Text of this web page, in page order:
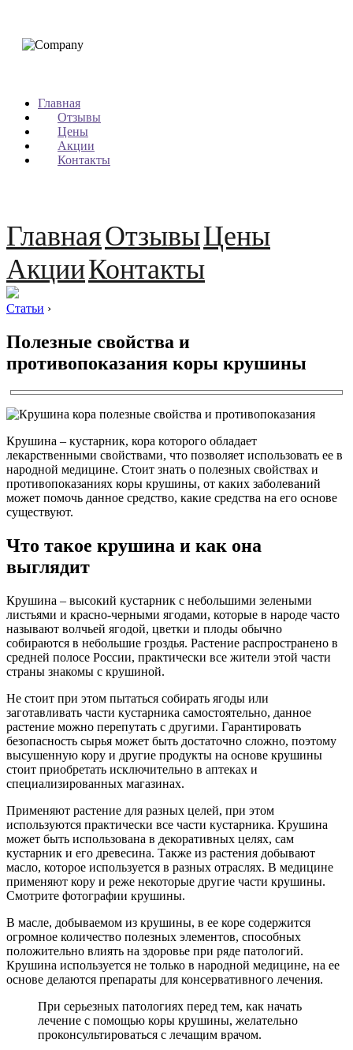
Главная
Отзывы
Цены
Акции
Контакты
ГлавнаяОтзывыЦены
АкцииКонтакты
Статьи ›
Полезные свойства и
противопоказания коры крушины
Крушина – кустарник, кора которого обладает
лекарственными свойствами, что позволяет использовать ее в
народной медицине. Стоит знать о полезных свойствах и
противопоказаниях коры крушины, от каких заболеваний
может помочь данное средство, какие средства на его основе
существуют.
Что такое крушина и как она
выглядит
Крушина – высокий кустарник с небольшими зелеными
листьями и красно-черными ягодами, которые в народе часто
называют волчьей ягодой, цветки и плоды обычно
собираются в небольшие гроздья. Растение распространено в
средней полосе России, практически все жители этой части
страны знакомы с крушиной.
Не стоит при этом пытаться собирать ягоды или
заготавливать части кустарника самостоятельно, данное
растение можно перепутать с другими. Гарантировать
безопасность сырья может быть достаточно сложно, поэтому
высушенную кору и другие продукты на основе крушины
стоит приобретать исключительно в аптеках и
специализированных магазинах.
Применяют растение для разных целей, при этом
используются практически все части кустарника. Крушина
может быть использована в декоративных целях, сам
кустарник и его древесина. Также из растения добывают
масло, которое используется в разных отраслях. В медицине
применяют кору и реже некоторые другие части крушины.
Смотрите фотографии крушины.
В масле, добываемом из крушины, в ее коре содержится
огромное количество полезных элементов, способных
положительно влиять на здоровье при ряде патологий.
Крушина используется не только в народной медицине, на ее
основе делаются препараты для консервативного лечения.
При серьезных патологиях перед тем, как начать
лечение с помощью коры крушины, желательно
проконсультироваться с лечащим врачом.